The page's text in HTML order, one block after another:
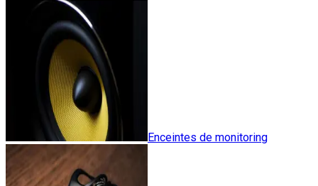
Enceintes de monitoring